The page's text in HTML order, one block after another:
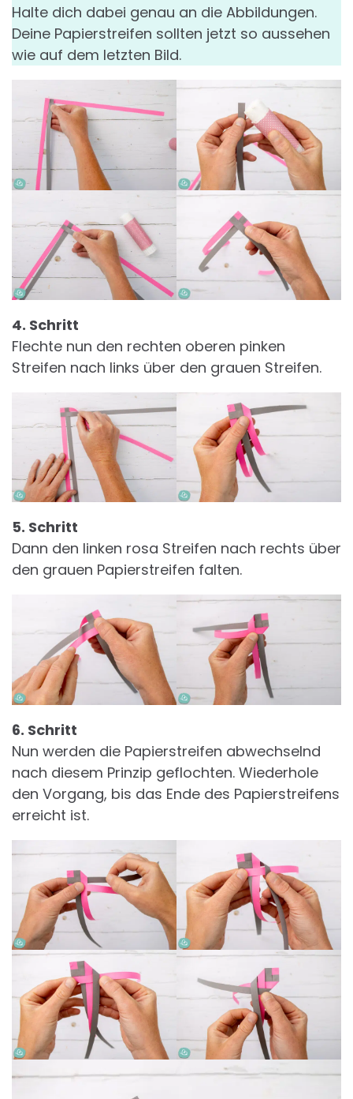
Halte dich dabei genau an die Abbildungen.
Deine Papierstreifen sollten jetzt so aussehen
wie auf dem letzten Bild.
4. Schritt
Flechte nun den rechten oberen pinken
Streifen nach links über den grauen Streifen.
5. Schritt
Dann den linken rosa Streifen nach rechts über
den grauen Papierstreifen falten.
6. Schritt
Nun werden die Papierstreifen abwechselnd
nach diesem Prinzip geflochten. Wiederhole
den Vorgang, bis das Ende des Papierstreifens
erreicht ist.